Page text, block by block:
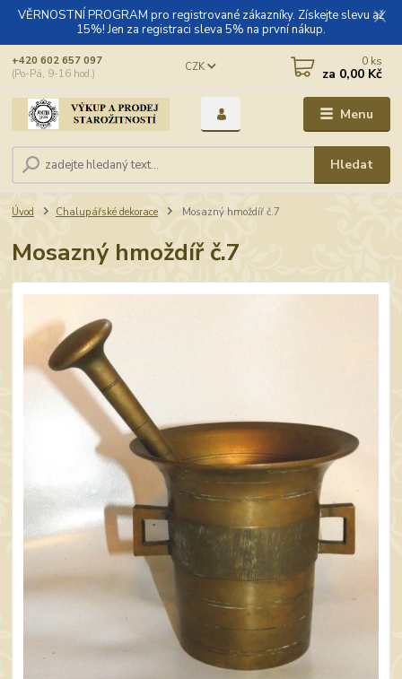
VĚRNOSTNÍ PROGRAM pro registrované zákazníky. Získejte slevu až
15%! Jen za registraci sleva 5% na první nákup.
Menu
CZK
Hledat
+420 602 657 097
(Po-Pá, 9-16 hod.)
0 ks
za 0,00 Kč
Úvod Chalupářské dekorace Mosazný hmoždíř č.7
Mosazný hmoždíř č.7